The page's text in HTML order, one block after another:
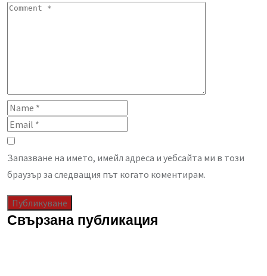
Запазване на името, имейл адреса и уебсайта ми в този
браузър за следващия път когато коментирам.
Свързана публикация